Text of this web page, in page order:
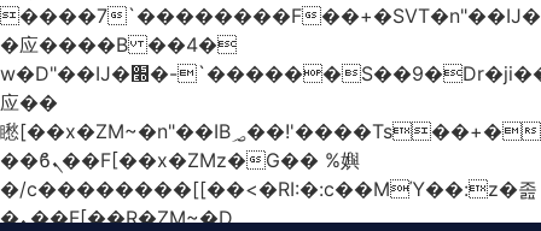
����7`��������F
�应����B ��4�
w�D"��IJ�׭�-`������S��9�Dr�ji��EJ߅��gJ�
应��
矁[��x�ZM~�n"��IB؃��!'����Тѕ��+��(m��IK�ʭ�/|
��ϐܢ��F[��x�ZMz�G�� %嬩
�/c��������[[��<�RI:�:c��MΎ��:z�졾
�ܢ��F[��R�ZM~�D